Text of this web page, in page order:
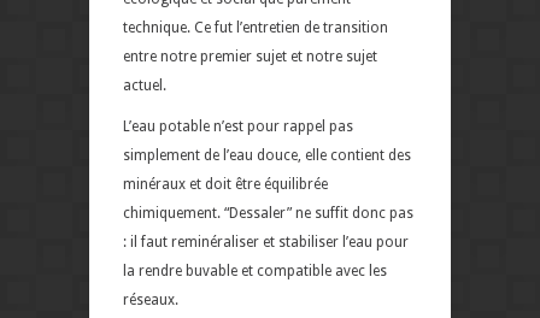
technique. Ce fut l’entretien de transition
entre notre premier sujet et notre sujet
actuel.
L’eau potable n’est pour rappel pas
simplement de l’eau douce, elle contient des
minéraux et doit être équilibrée
chimiquement. “Dessaler” ne suffit donc pas
: il faut reminéraliser et stabiliser l’eau pour
la rendre buvable et compatible avec les
réseaux.